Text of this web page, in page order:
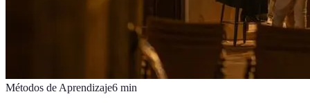
Métodos de Aprendizaje6 min